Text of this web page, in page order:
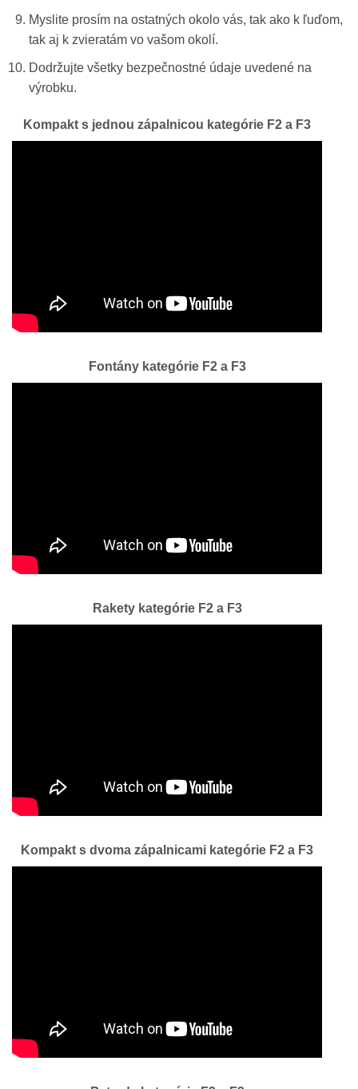
Myslite prosím na ostatných okolo vás, tak ako k ľuďom,
tak aj k zvieratám vo vašom okolí.
Dodržujte všetky bezpečnostné údaje uvedené na
výrobku.
Kompakt s jednou zápalnicou kategórie F2 a F3
Fontány kategórie F2 a F3
Rakety kategórie F2 a F3
Kompakt s dvoma zápalnicami kategórie F2 a F3